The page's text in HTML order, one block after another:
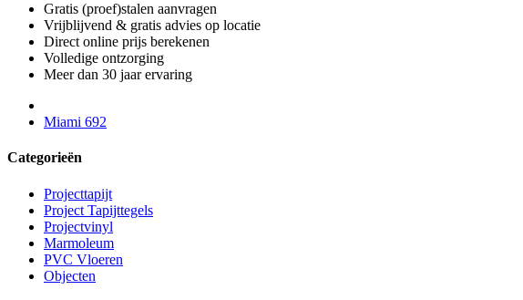
Gratis (proef)stalen aanvragen
Vrijblijvend & gratis advies op locatie
Direct online prijs berekenen
Volledige ontzorging
Meer dan 30 jaar ervaring
Miami 692
Categorieën
Projecttapijt
Project Tapijttegels
Projectvinyl
Marmoleum
PVC Vloeren
Objecten